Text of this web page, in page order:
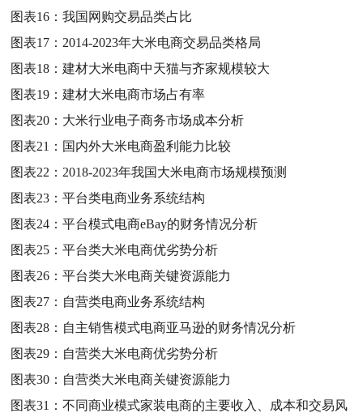
图表16：我国网购交易品类占比
图表17： 2014-2023年大米电商交易品类格局
图表18：建材大米电商中天猫与齐家规模较大
图表19：建材大米电商市场占有率
图表20： 大米行业电子商务市场成本分析
图表21： 国内外大米电商盈利能力比较
图表22： 2018-2023年我国大米电商市场规模预测
图表23：平台类电商业务系统结构
图表24：平台模式电商eBay的财务情况分析
图表25：平台类大米电商优劣势分析
图表26：平台类大米电商关键资源能力
图表27： 自营类电商业务系统结构
图表28： 自主销售模式电商亚马逊的财务情况分析
图表29： 自营类大米电商优劣势分析
图表30： 自营类大米电商关键资源能力
图表31：不同商业模式家装电商的主要收入、成本和交易风